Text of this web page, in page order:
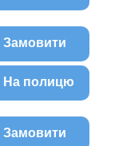
Замовити
На полицю
Замовити